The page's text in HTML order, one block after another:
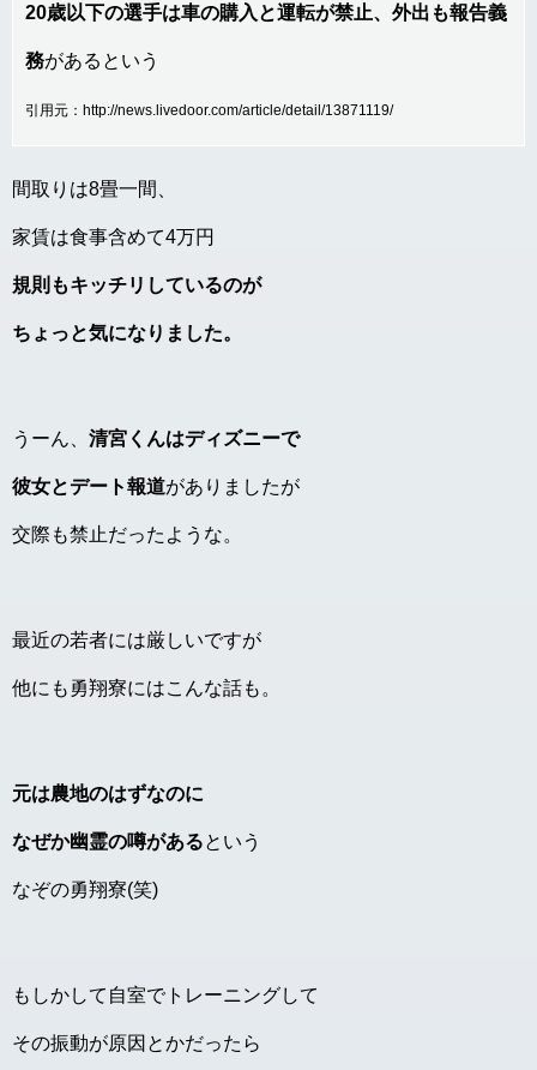
20歳以下の選手は車の購入と運転が禁止、外出も報告義
務があるという
引用元：http://news.livedoor.com/article/detail/13871119/
間取りは8畳一間、
家賃は食事含めて4万円
規則もキッチリしているのが
ちょっと気になりました。
うーん、 清宮くんはディズニーで
彼女とデート報道がありましたが
交際も禁止だったような。
最近の若者には厳しいですが
他にも勇翔寮にはこんな話も。
元は農地のはずなのに
なぜか幽霊の噂があるという
なぞの勇翔寮(笑)
もしかして自室でトレーニングして
その振動が原因とかだったら